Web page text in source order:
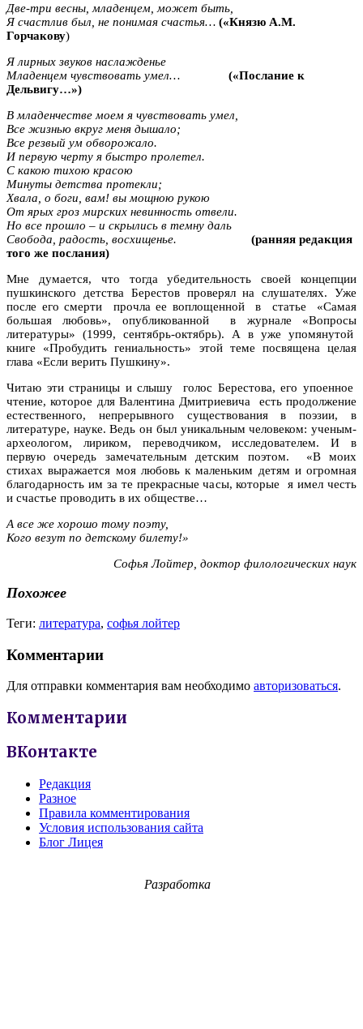
Две-три весны, младенцем, может быть,
Я счастлив был, не понимая счастья… («Князю А.М.
Горчакову)
Я лирных звуков наслажденье
Младенцем чувствовать умел…
(«Послание к
Дельвигу…»)
В младенчестве моем я чувствовать умел,
Все жизнью вкруг меня дышало;
Все резвый ум обворожало.
И первую черту я быстро пролетел.
С какою тихою красою
Минуты детства протекли;
Хвала, о боги, вам! вы мощною рукою
От ярых гроз мирских невинность отвели.
Но все прошло – и скрылись в темну даль
Свобода, радость, восхищенье.
(ранняя редакция
того же послания)
Мне думается, что тогда убедительность своей концепции
пушкинского детства Берестов проверял на слушателях. Уже
после его смерти прочла ее воплощенной в статье «Самая
большая любовь», опубликованной в журнале «Вопросы
литературы» (1999, сентябрь-октябрь). А в уже упомянутой
книге «Пробудить гениальность» этой теме посвящена целая
глава «Если верить Пушкину».
Читаю эти страницы и слышу голос Берестова, его упоенное
чтение, которое для Валентина Дмитриевича есть продолжение
естественного, непрерывного существования в поэзии, в
литературе, науке. Ведь он был уникальным человеком: ученым-
археологом, лириком, переводчиком, исследователем. И в
первую очередь замечательным детским поэтом. «В моих
стихах выражается моя любовь к маленьким детям и огромная
благодарность им за те прекрасные часы, которые я имел честь
и счастье проводить в их обществе…
А все же хорошо тому поэту,
Кого везут по детскому билету!»
Софья Лойтер, доктор филологических наук
Похожее
Теги: литература, софья лойтер
Комментарии
Для отправки комментария вам необходимо авторизоваться.
Комментарии
ВКонтакте
Редакция
Разное
Правила комментирования
Условия использования сайта
Блог Лицея
Разработка